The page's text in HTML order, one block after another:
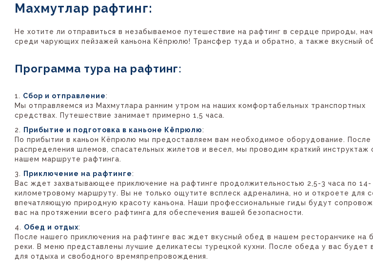
Махмутлар рафтинг:
Не хотите ли отправиться в незабываемое путешествие на рафтинг в сердце природы,
среди чарующих пейзажей каньона Кёпрюлю! Трансфер туда и обратно, а также вкусный
Программа тура на рафтинг:
Сбор и отправление:
Мы отправляемся из Махмутлара ранним утром на наших комфортабельных транспортных
средствах. Путешествие занимает примерно 1,5 часа.
Прибытие и подготовка в каньоне Кёпрюлю:
По прибытии в каньон Кёпрюлю мы предоставляем вам необходимое оборудование. После
распределения шлемов, спасательных жилетов и весел, мы проводим краткий инструктаж
нашем маршруте рафтинга.
Приключение на рафтинге:
Вас ждет захватывающее приключение на рафтинге продолжительностью 2,5-3 часа по 14-
километровому маршруту. Вы не только ощутите всплеск адреналина, но и откроете для
впечатляющую природную красоту каньона. Наши профессиональные гиды будут
вас на протяжении всего рафтинга для обеспечения вашей безопасности.
Обед и отдых:
После нашего приключения на рафтинге вас ждет вкусный обед в нашем ресторанчике на
реки. В меню представлены лучшие деликатесы турецкой кухни. После обеда у вас будет
для отдыха и свободного времяпрепровождения.